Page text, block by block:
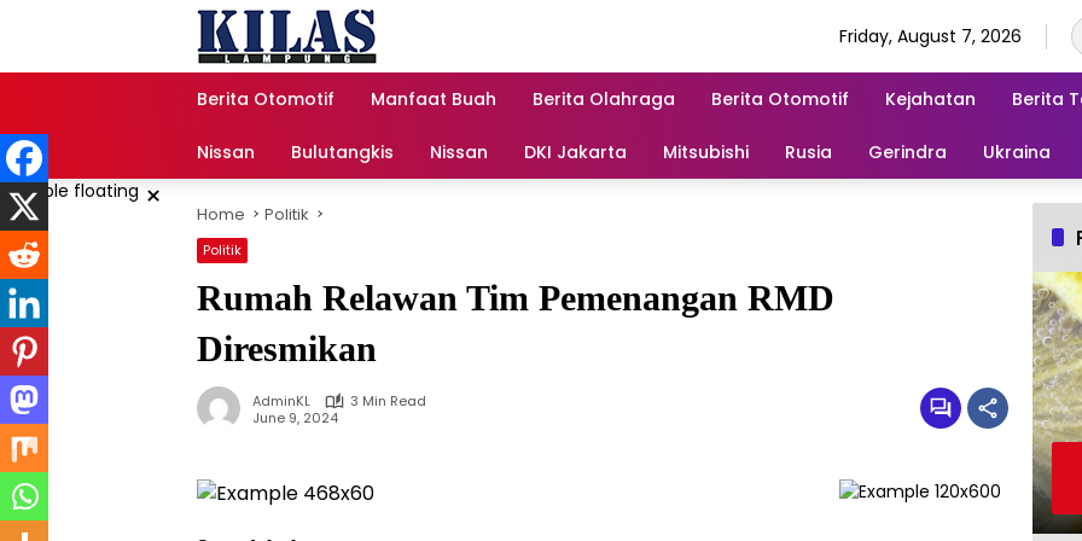
Friday, August 7, 2026
Berita Otomotif Manfaat Buah Berita Olahraga Berita Otomotif Kejahatan Berita
Nissan Bulutangkis Nissan DKI Jakarta Mitsubishi Rusia Gerindra Ukraina
× Home Politik
Politik
Rumah Relawan Tim Pemenangan RMD
Diresmikan
AdminKL
3 Min Read
June 9, 2024